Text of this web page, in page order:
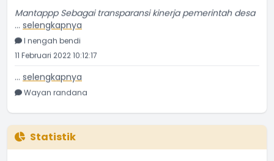
...selengkapnya
I nengah bendi
11 Februari 2022 10:12:17
Wayan randana
11 Juni 2021 09:43:19
penerima
...
Statistik